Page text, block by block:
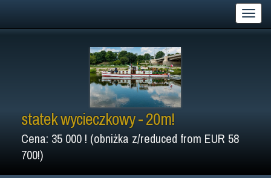
statek wycieczkowy - 20m!
Cena: 35 000 ! (obniżka z/reduced from EUR 58
700!)